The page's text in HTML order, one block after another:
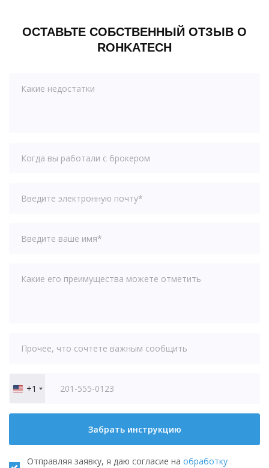
ОСТАВЬТЕ СОБСТВЕННЫЙ ОТЗЫВ О
ROHKATECH
United
+1
Забрать инструкцию
Отправляя заявку, я даю согласие на обработку